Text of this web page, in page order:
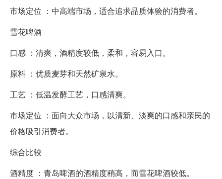
市场定位 ：中高端市场，适合追求品质体验的消费者。
雪花啤酒
口感 ：清爽，酒精度较低，柔和，容易入口。
原料 ：优质麦芽和天然矿泉水。
工艺 ：低温发酵工艺，口感清爽。
市场定位 ：面向大众市场，以清新、淡爽的口感和亲民的
价格吸引消费者。
综合比较
酒精度 ：青岛啤酒的酒精度稍高，而雪花啤酒较低。